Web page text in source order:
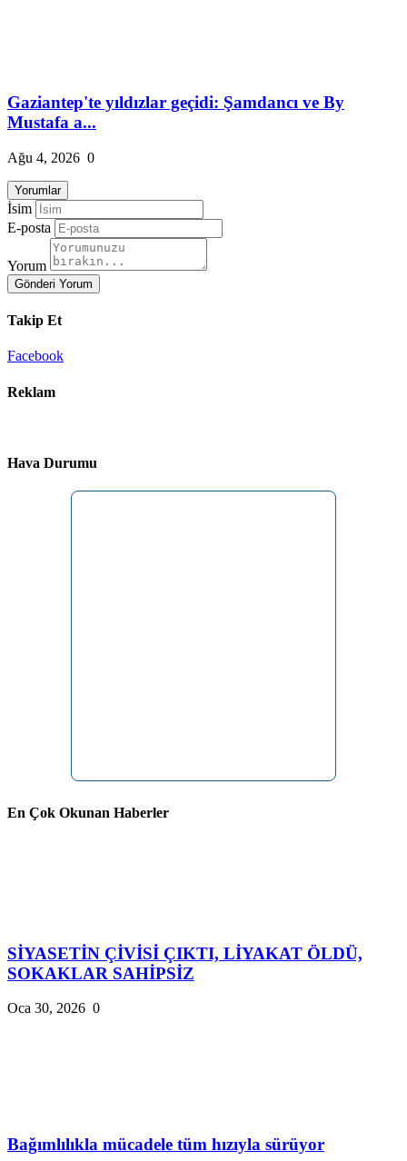
Gaziantep'te yıldızlar geçidi: Şamdancı ve By
Mustafa a...
Ağu 4, 2026 0
Yorumlar
İsim
E-posta
Yorum
Gönderi Yorum
Takip Et
Facebook
Reklam
Hava Durumu
En Çok Okunan Haberler
SİYASETİN ÇİVİSİ ÇIKTI, LİYAKAT ÖLDÜ,
SOKAKLAR SAHİPSİZ
Oca 30, 2026 0
Bağımlılıkla mücadele tüm hızıyla sürüyor